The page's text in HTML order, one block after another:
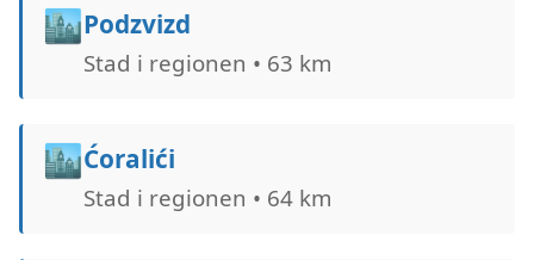
🏙️Podzvizd
Stad i regionen • 63 km
🏙️Ćoralići
Stad i regionen • 64 km